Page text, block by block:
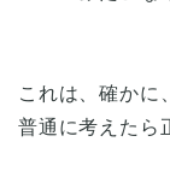
これは、確かに、
普通に考えたら